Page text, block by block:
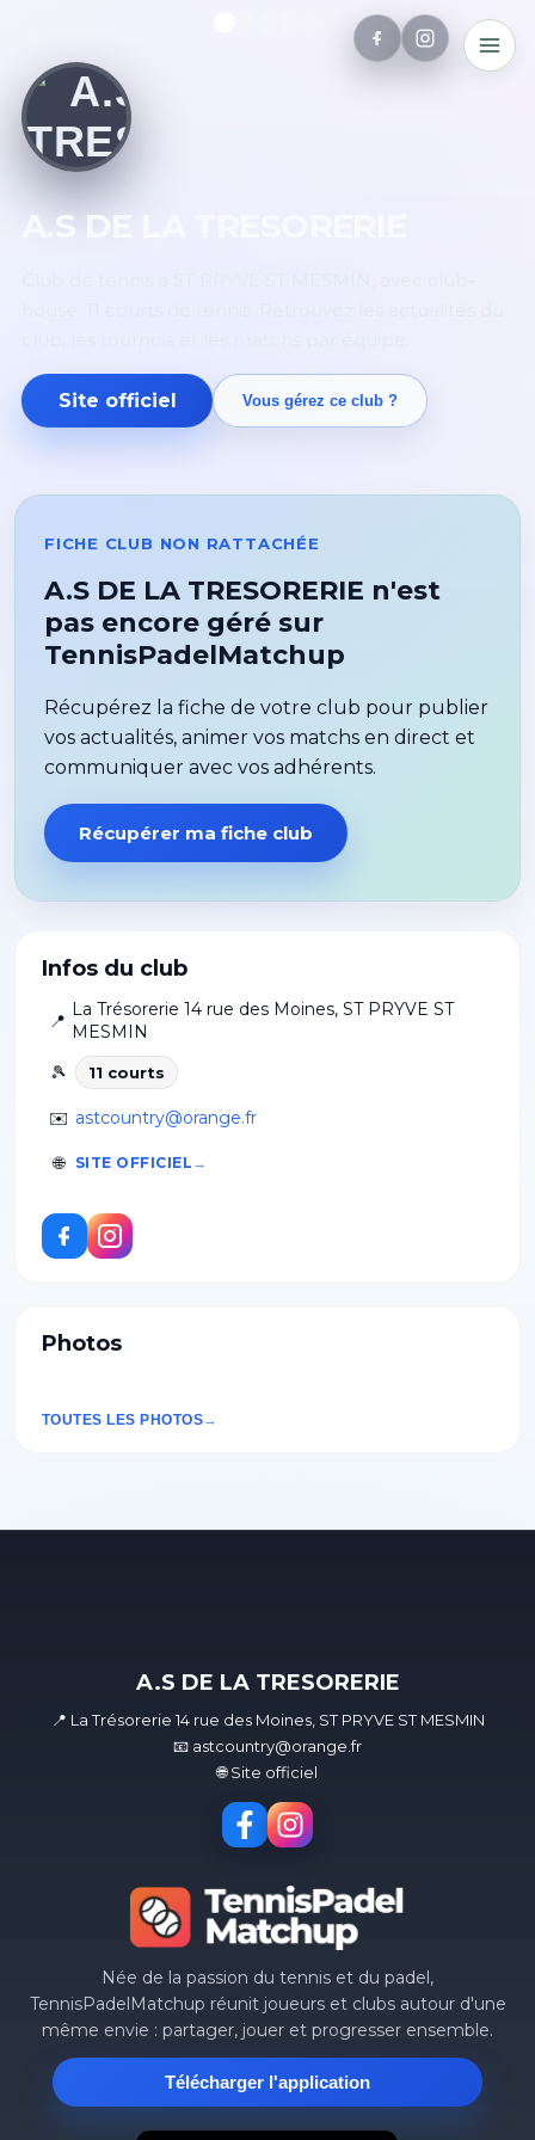
A.S DE LA TRESORERIE
Site officiel Vous gérez ce club ?
Infos du club
📍
La Trésorerie 14 rue des Moines,ST PRYVE ST
MESMIN
🎾
11 courts
✉️ astcountry@orange.fr
🌐 SITE OFFICIEL
Photos
TOUTES LES PHOTOS
FICHE CLUB NON RATTACHÉE
A.S DE LA TRESORERIE n'est
pas encore géré sur
TennisPadelMatchup
Récupérez la fiche de votre club pour publier
vos actualités, animer vos matchs en direct et
communiquer avec vos adhérents.
Récupérer ma fiche club
A.S DE LA TRESORERIE
📍 La Trésorerie 14 rue des Moines, ST PRYVE ST MESMIN
📧 astcountry@orange.fr
🌐 Site officiel
Née de la passion du tennis et du padel,
TennisPadelMatchup réunit joueurs et clubs autour d'une
même envie : partager, jouer et progresser ensemble.
Télécharger l'application